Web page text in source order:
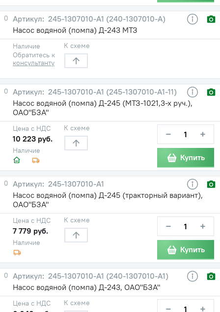
0
245-1307010-А1 (240-1307010-А)
Насос водяной (помпа) Д-243 МТЗ
Наличие
Обратитесь к
консультанту
К схеме
0
245-1307010-А1 (245-1307010-А1-11)
Насос водяной (помпа) Д-245 (МТЗ-1021,3-х руч.),
ОАО"БЗА"
Наличие
Цена с НДС
10 223 руб.
К схеме − +
Купить
0
245-1307010-А1
Насос водяной (помпа) Д-245 (тракторный вариант),
ОАО"БЗА"
Наличие
Цена с НДС
7 779 руб.
К схеме − +
Купить
0
245-1307010-А1 (240-1307010-А1)
Насос водяной (помпа) Д-243, ОАО"БЗА"
Цена с НДС К схеме − +